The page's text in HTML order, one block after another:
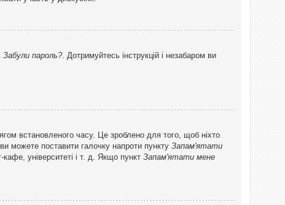
Забули пароль?. Дотримуйтесь інструкцій і незабаром ви
встановленого часу. Це зроблено для того, щоб ніхто
можете поставити галочку напроти пункту Запам'ятати
університеті і т. д. Якщо пункт Запам'ятати мене